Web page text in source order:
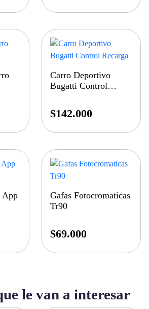
Carro Deportivo
Bugatti Control
$142.000
App
Gafas Fotocromaticas
Tr90
$69.000
le van a interesar